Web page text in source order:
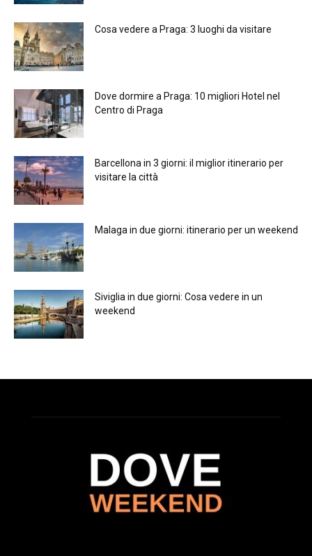
Cosa vedere a Praga: 3 luoghi da visitare
Dove dormire a Praga: 10 migliori Hotel nel
Centro di Praga
Barcellona in 3 giorni: il miglior itinerario per
visitare la città
Malaga in due giorni: itinerario per un weekend
Siviglia in due giorni: Cosa vedere in un
weekend